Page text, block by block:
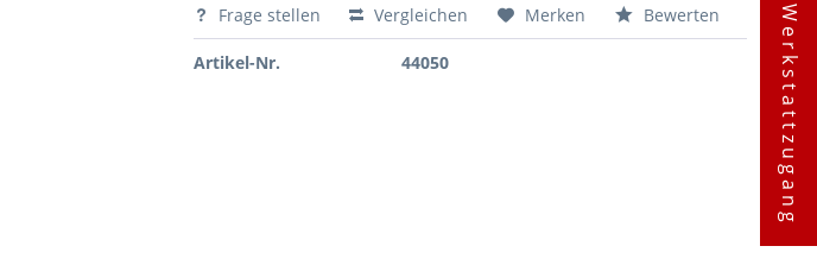
Frage stellen Vergleichen Merken Bewerten
Artikel-Nr. 44050 Werkstattzugang